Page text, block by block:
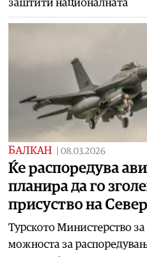
заштити националната
БАЛКАН 08.03.2026
Ќе распоредува
планира да го
присуство на
Турското Министерство за
можноста за